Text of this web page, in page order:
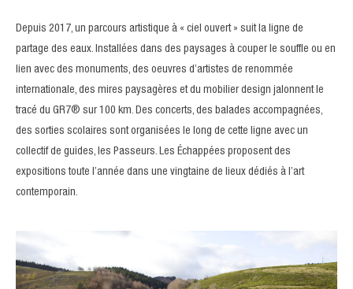
Depuis 2017, un parcours artistique à « ciel ouvert » suit la ligne de
partage des eaux. Installées dans des paysages à couper le souffle ou en
lien avec des monuments, des oeuvres d’artistes de renommée
internationale, des mires paysagères et du mobilier design jalonnent le
tracé du GR7® sur 100 km. Des concerts, des balades accompagnées,
des sorties scolaires sont organisées le long de cette ligne avec un
collectif de guides, les Passeurs. Les Échappées proposent des
expositions toute l’année dans une vingtaine de lieux dédiés à l’art
contemporain.